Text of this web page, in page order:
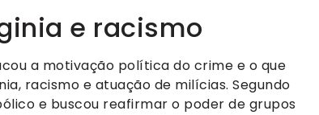
e racismo
a motivação política do crime e o que
racismo e atuação de milícias. Segundo
e buscou reafirmar o poder de grupos